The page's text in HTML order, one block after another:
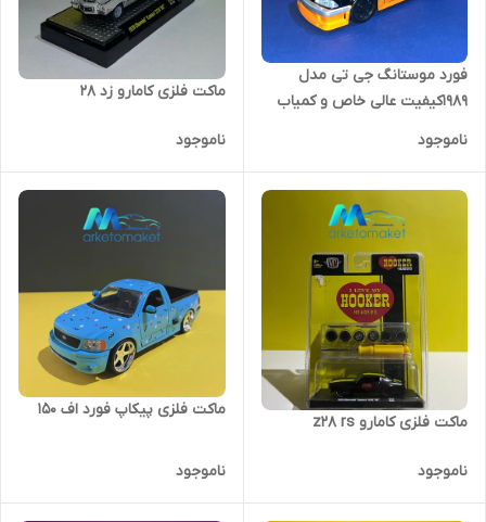
فورد موستانگ جی تی مدل
۱۹۸۹کیفیت عالی خاص و کمیاب
ناموجود
ماکت فلزی کامارو زد ۲۸
ناموجود
ماکت فلزی کامارو z28 rs
ناموجود
ماکت فلزی پیکاپ فورد اف 150
ناموجود